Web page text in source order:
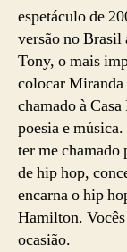
espetáculo de
versão no Brasil
Tony, o mais
colocar Miranda
chamado à
poesia e
ter me chamado
de hip hop,
encarna o hip
Hamilton.
ocasião.